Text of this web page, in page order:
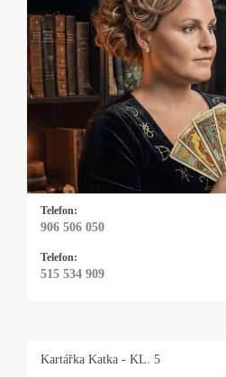
Telefon:
906 506 050
Telefon:
515 534 909
Kartářka
Karty, astrologie,
psychomagie. Vysoká
Baví mne taje lidské duše
snad čtyřicet let. I když
anglicky, německy,
vcelku slušně i
mi karty ukazují a moc
Kartářka Katka - KL. 5